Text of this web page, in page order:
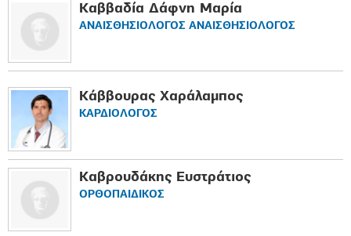
Καββαδία Δάφνη Μαρία
ΑΝΑΙΣΘΗΣΙΟΛΟΓΟΣ ΑΝΑΙΣΘΗΣΙΟΛΟΓΟΣ
Κάββουρας Χαράλαμπος
ΚΑΡΔΙΟΛΟΓΟΣ
Καβρουδάκης Ευστράτιος
ΟΡΘΟΠΑΙΔΙΚΟΣ